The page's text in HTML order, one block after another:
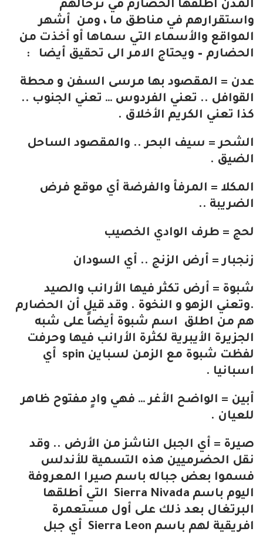
المدن اطلقها الحضارم في ترحالهم
واستقرارهم في مناطق ما ، ومن أشهر
المواقع والأسماء التي سماها أو أخذت من
الحضارم – ويحتاج الامر الى تحقيق أيضا :
عدن = المقصود بها مرسى السفن و محطة
القوافل .. تعني الفردوس … تعني الجنوب ..
كذا تعني الكريم الأخلاق .
الشحر = سيف البحر .. والمقصود الساحل
الضيق .
المكلا = المرفأ والفرضة أي موقع فرض
الضريبة ..
لحج = طرف الوادي الخصيب
زنجبار = أرض الزنج .. أي السودان
شبوة = أرض تكثر فيها الأرانب والصيد
.وتعني الزهو و النخوة . وقد قيل أن الحضارم
هم من اطلق اسم شبوة أيضاً على شبه
الجزيرة الأيبرية لكثرة الأرانب فيها وحرفت
لفظت شبوة مع الزمن لسباين spin أي
اسبانيا .
أبين = الواضح الأغر … فهي وادٍ مفتوح ظاهر
للعيان .
صيرة = أي الجبل الناشز من الأرض .. وقد
نقل الحضرميين هذه التسمية للأندلس
فسموا بعض جباله باسم صيرا المعروفة
اليوم باسم Sierra Nivada التي أطلقها
البرتغال بعد ذلك على أول مستعمرة
افريقية لهم باسم Sierra Leon أي جبل